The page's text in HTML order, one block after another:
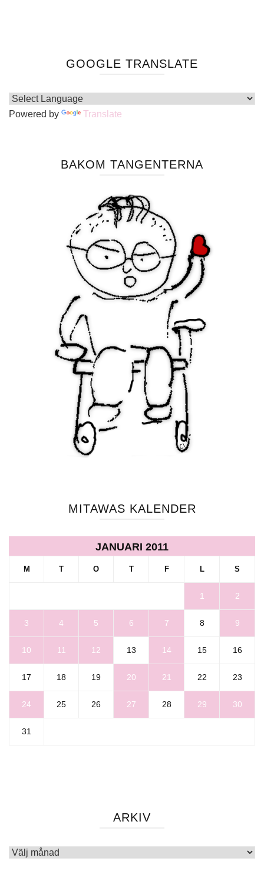
GOOGLE TRANSLATE
Powered by Translate
BAKOM TANGENTERNA
MITAWAS KALENDER
JANUARI 2011
M T O T F L S
1 2
3 4 5 6 7 8 9
10 11 12 13 14 15 16
17 18 19 20 21 22 23
24 25 26 27 28 29 30
31
ARKIV
Arkiv